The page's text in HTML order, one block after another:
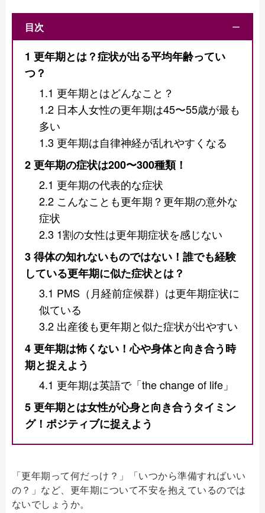
目次 ー
1 更年期とは？症状が出る平均年齢ってい
つ？
1.1 更年期とはどんなこと？
1.2 日本人女性の更年期は45〜55歳が最も
多い
1.3 更年期は自律神経が乱れやすくなる
2更年期の症状は200〜300種類！
2.1 更年期の代表的な症状
2.2 こんなことも更年期？更年期の意外な
症状
2.3 1割の女性は更年期症状を感じない
3得体の知れないものではない！誰でも経験
している更年期に似た症状とは？
3.1 PMS（月経前症候群）は更年期症状に
似ている
3.2 出産後も更年期と似た症状が出やすい
4更年期は怖くない！心や身体と向き合う時
期と捉えよう
4.1 更年期は英語で「the change of life」
5更年期とは女性が心身と向き合うタイミン
グ！ポジティブに捉えよう
「更年期って何だっけ？」「いつから準備すればいい
の？」など、更年期について不安を抱えているのでは
ないでしょうか。